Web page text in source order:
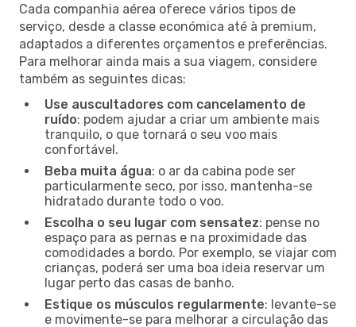
Cada companhia aérea oferece vários tipos de
serviço, desde a classe económica até à premium,
adaptados a diferentes orçamentos e preferências.
Para melhorar ainda mais a sua viagem, considere
também as seguintes dicas:
Use auscultadores com cancelamento de
ruído: podem ajudar a criar um ambiente mais
tranquilo, o que tornará o seu voo mais
confortável.
Beba muita água: o ar da cabina pode ser
particularmente seco, por isso, mantenha-se
hidratado durante todo o voo.
Escolha o seu lugar com sensatez: pense no
espaço para as pernas e na proximidade das
comodidades a bordo. Por exemplo, se viajar com
crianças, poderá ser uma boa ideia reservar um
lugar perto das casas de banho.
Estique os músculos regularmente: levante-se
e movimente-se para melhorar a circulação das